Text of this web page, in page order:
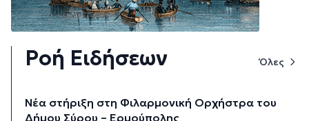
Ροή Ειδήσεων Όλες
Νέα στήριξη στη Φιλαρμονική Ορχήστρα του
Δήμου Σύρου – Ερμούπολης